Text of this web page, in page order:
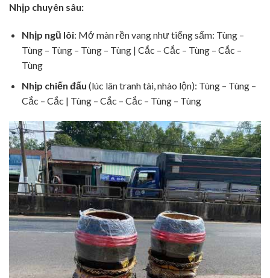
Nhịp chuyên sâu:
Nhịp ngũ lôi: Mở màn rền vang như tiếng sấm: Tùng –
Tùng – Tùng – Tùng – Tùng | Cắc – Cắc – Tùng – Cắc –
Tùng
Nhịp chiến đấu (lúc lân tranh tài, nhào lộn): Tùng – Tùng –
Cắc – Cắc | Tùng – Cắc – Cắc – Tùng – Tùng